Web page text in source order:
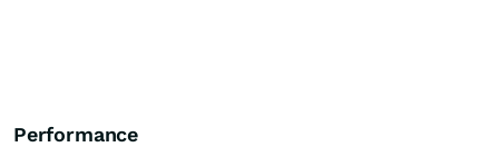
Performance